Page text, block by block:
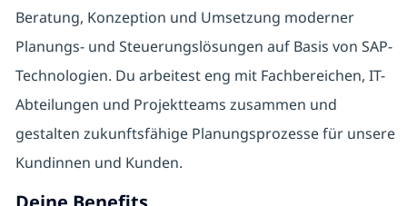
Beratung, Konzeption und Umsetzung moderner
Planungs- und Steuerungslösungen auf Basis von SAP-
Technologien. Du arbeitest eng mit Fachbereichen, IT-
Abteilungen und Projektteams zusammen und
gestalten zukunftsfähige Planungsprozesse für unsere
Kundinnen und Kunden.